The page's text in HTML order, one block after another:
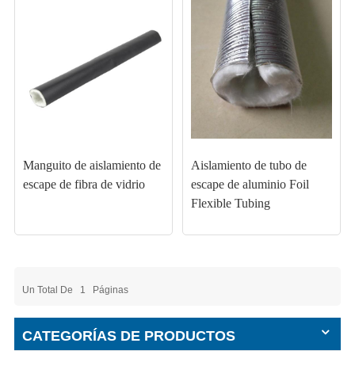
Manguito de aislamiento de
escape de fibra de vidrio
Aislamiento de tubo de
escape de aluminio Foil
Flexible Tubing
Un Total De 1 Páginas
CATEGORÍAS DE PRODUCTOS